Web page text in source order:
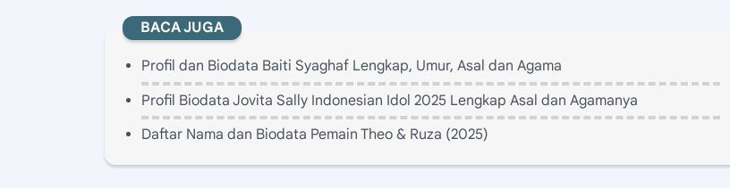
BACA JUGA
Profil dan Biodata Baiti Syaghaf Lengkap, Umur, Asal dan Agama
Profil Biodata Jovita Sally Indonesian Idol 2025 Lengkap Asal dan Agamanya
Daftar Nama dan Biodata Pemain Theo & Ruza (2025)